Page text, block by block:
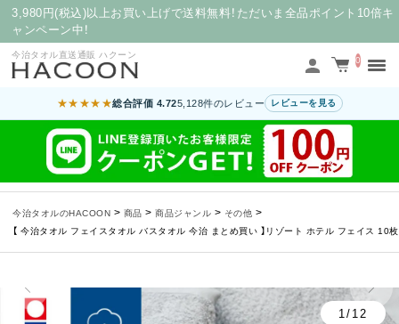
3,980円(税込)以上お買い上げで送料無料！ただいま全品ポイント10倍キ
ャンペーン中！
今治タオル直送通販 ハクーン
0
★★★★★総合評価 4.725,128件のレビュー レビューを見る
今治タオルのHACOON > 商品 > 商品ジャンル > その他 >
【 今治タオル フェイスタオル バスタオル 今治 まとめ買い 】リゾート ホテル フェイス
1/12